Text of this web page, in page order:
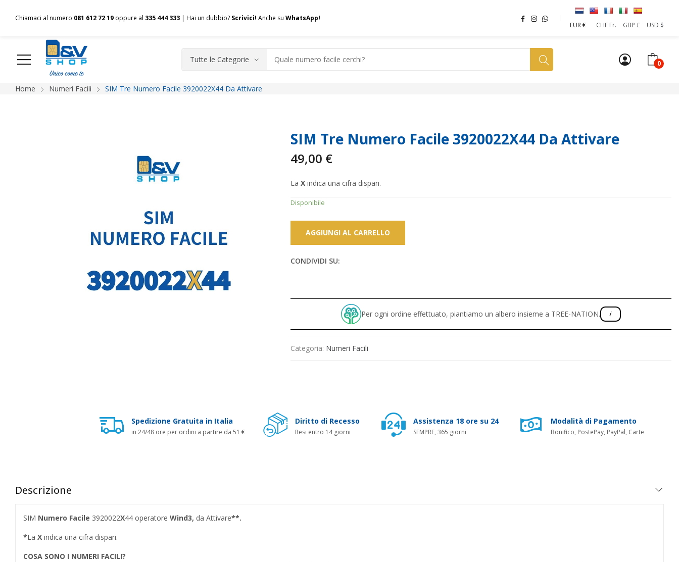
Chiamaci al numero 081 612 72 19 oppure al 335 444 333 | Hai un dubbio? Scrivici! Anche su WhatsApp!
EUR €
CHF Fr. GBP £ USD $
0
HOME Chi siamo Shop Spedizioni Pagamenti F.A.Q. Contatti
Home Numeri Facili SIM Tre Numero Facile 3920022X44 Da Attivare
SIM Tre Numero Facile 3920022X44 Da Attivare
49,00 €
La X indica una cifra dispari.
Disponibile
AGGIUNGI AL CARRELLO
CONDIVIDI SU:
Per ogni ordine effettuato, piantiamo un albero insieme a TREE-NATION.
Categoria: Numeri Facili
Spedizione Gratuita in Italia
in 24/48 ore per ordini a partire da 51 €
Diritto di Recesso
Resi entro 14 giorni
Assistenza 18 ore su 24
SEMPRE, 365 giorni
Modalità di Pagamento
Bonifico, PostePay, PayPal, Carte
Descrizione
SIM Numero Facile 3920022X44 operatore Wind3, da Attivare**.
*La X indica una cifra dispari.
COSA SONO I NUMERI FACILI?